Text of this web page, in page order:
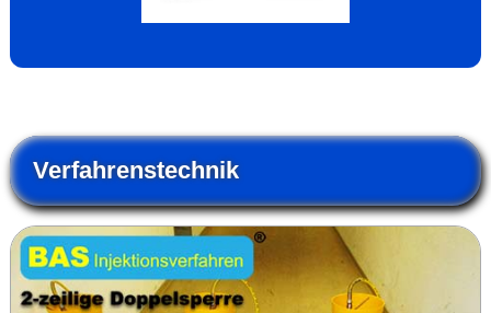
Verfahrenstechnik